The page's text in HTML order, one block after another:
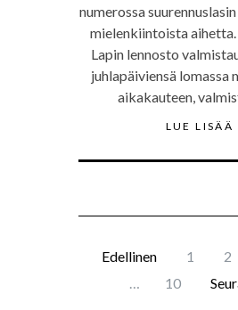
numerossa
mielenkiintoista
Lapin lennosto
juhlapäiviensä lomassa
aikakauteen,
LUE LISÄÄ
Edellinen 1 2
…
10